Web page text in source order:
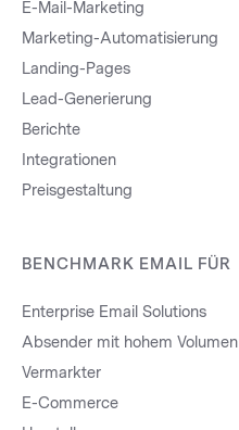
E-Mail-Marketing
Marketing-Automatisierung
Landing-Pages
Lead-Generierung
Berichte
Integrationen
Preisgestaltung
BENCHMARK EMAIL FÜR
Enterprise Email Solutions
Absender mit hohem Volumen
Vermarkter
E-Commerce